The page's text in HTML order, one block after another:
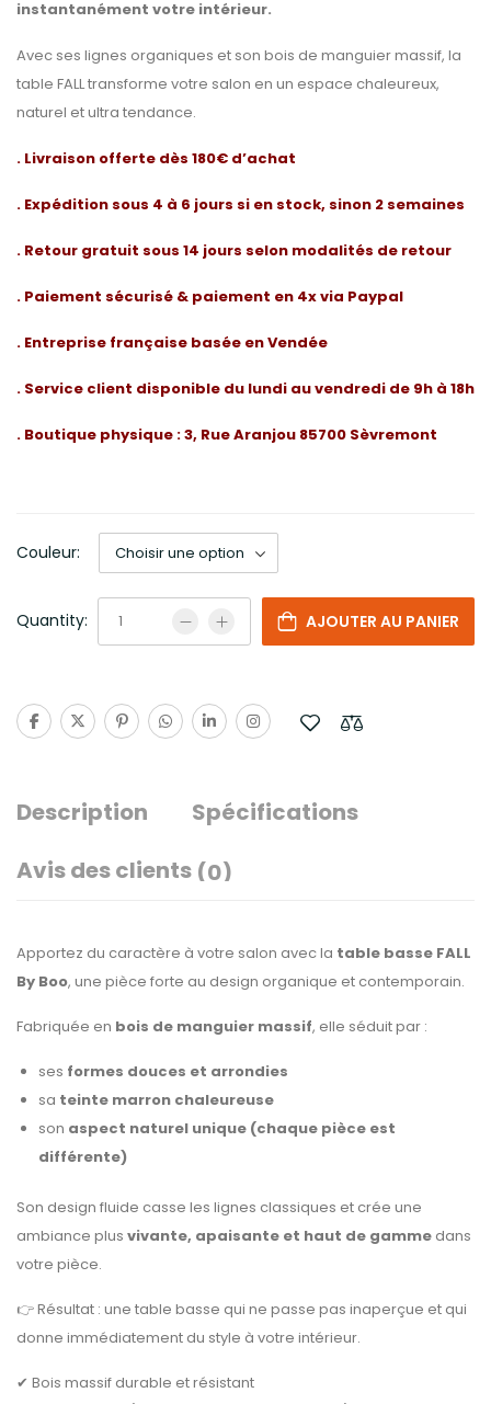
instantanément votre intérieur.
Avec ses lignes organiques et son bois de manguier massif, la
table FALL transforme votre salon en un espace chaleureux,
naturel et ultra tendance.
. Livraison offerte dès 180€ d’achat
. Expédition sous 4 à 6 jours si en stock, sinon 2 semaines
. Retour gratuit sous 14 jours selon modalités de retour
. Paiement sécurisé & paiement en 4x via Paypal
. Entreprise française basée en Vendée
. Service client disponible du lundi au vendredi de 9h à 18h
. Boutique physique : 3, Rue Aranjou 85700 Sèvremont
Couleur:
Quantity: AJOUTER AU PANIER
Description
Spécifications
Avis des clients (0)
Apportez du caractère à votre salon avec la table basse FALL
By Boo, une pièce forte au design organique et contemporain.
Fabriquée en bois de manguier massif, elle séduit par :
ses formes douces et arrondies
sa teinte marron chaleureuse
son aspect naturel unique (chaque pièce est
différente)
Son design fluide casse les lignes classiques et crée une
ambiance plus vivante, apaisante et haut de gamme dans
votre pièce.
👉 Résultat : une table basse qui ne passe pas inaperçue et qui
donne immédiatement du style à votre intérieur.
✔ Bois massif durable et résistant